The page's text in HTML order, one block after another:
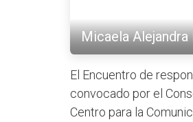
Micaela Alejandra
El Encuentro de
convocado por el
Centro para la